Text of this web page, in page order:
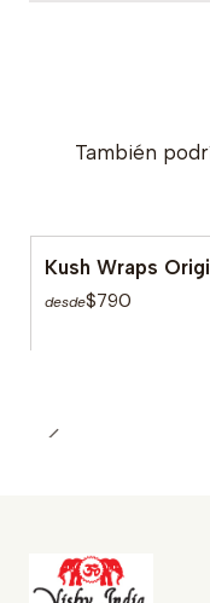
También
Kush Wraps
desde$790